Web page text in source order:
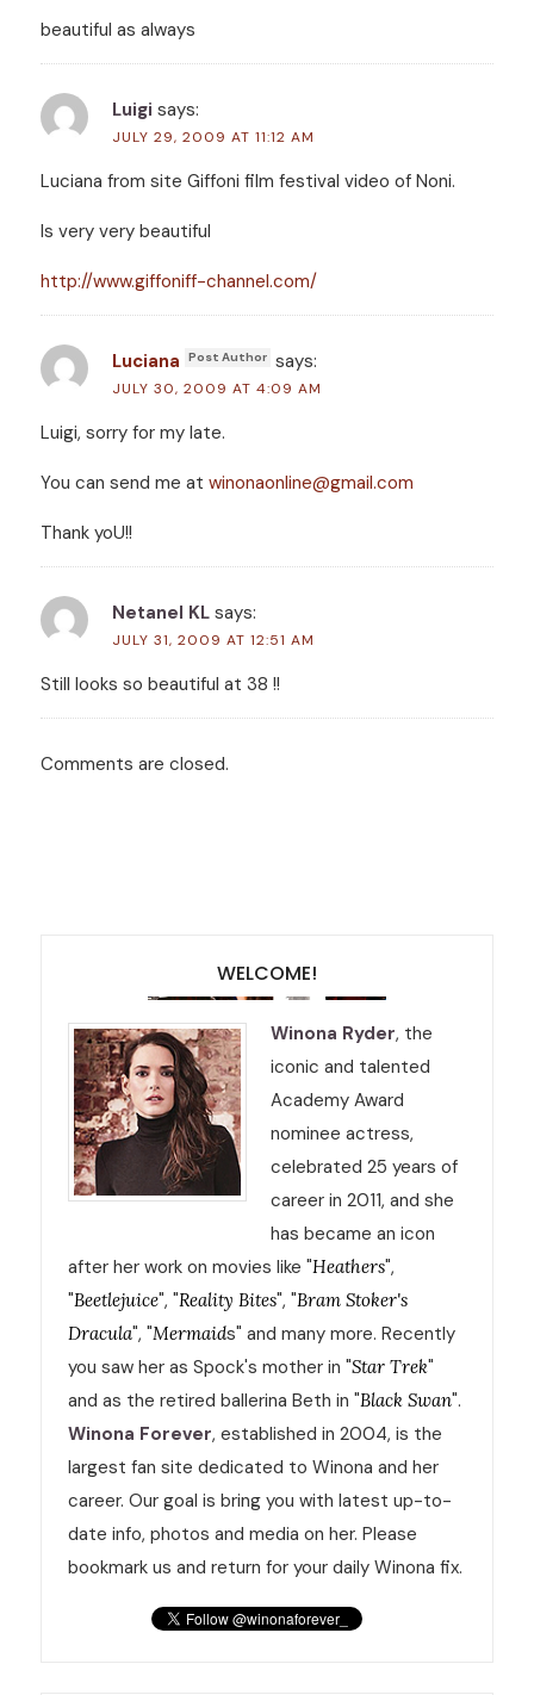
beautiful as always
Luigi says:
JULY 29, 2009 AT 11:12 AM
Luciana from site Giffoni film festival video of Noni.
Is very very beautiful
http://www.giffoniff-channel.com/
Luciana says:
JULY 30, 2009 AT 4:09 AM
Luigi, sorry for my late.
You can send me at winonaonline@gmail.com
Thank yoU!!
Netanel KL says:
JULY 31, 2009 AT 12:51 AM
Still looks so beautiful at 38 !!
Comments are closed.
WELCOME!
Winona Ryder, the
iconic and talented
Academy Award
nominee actress,
celebrated 25 years of
career in 2011, and she
has became an icon
after her work on movies like "Heathers",
"Beetlejuice", "Reality Bites", "Bram Stoker's
Dracula", "Mermaids" and many more. Recently
you saw her as Spock's mother in "Star Trek"
and as the retired ballerina Beth in "Black Swan".
Winona Forever, established in 2004, is the
largest fan site dedicated to Winona and her
career. Our goal is bring you with latest up-to-
date info, photos and media on her. Please
bookmark us and return for your daily Winona fix.